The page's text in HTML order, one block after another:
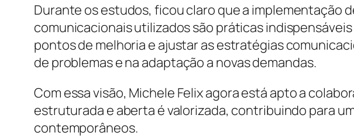
Durante os estudos, ficou claro que a implementação
comunicacionais utilizados são práticas
pontos de melhoria e ajustar as estratégias
de problemas e na adaptação a novas demandas.
Com essa visão, Michele Felix agora está apto a
estruturada e aberta é valorizada, contribuindo para
contemporâneos.